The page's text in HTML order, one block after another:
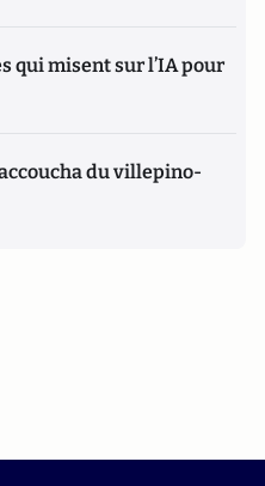
qui misent sur l’IA pour
du villepino-